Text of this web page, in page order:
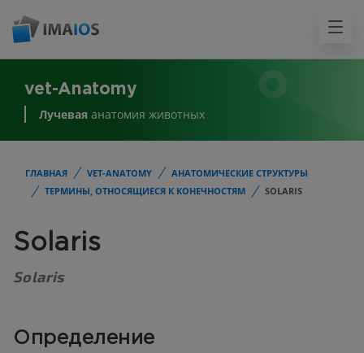
vet-Anatomy
Лучевая анатомия животных
ГЛАВНАЯ VET-ANATOMY
АНАТОМИЧЕСКИЕ СТРУКТУРЫ
ТЕРМИНЫ, ОТНОСЯЩИЕСЯ К КОНЕЧНОСТЯМ
SOLARIS
Solaris
Solaris
Определение